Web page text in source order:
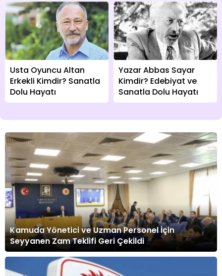
Usta Oyuncu Altan
Erkekli Kimdir? Sanatla
Dolu Hayatı
Yazar Abbas Sayar
Kimdir? Edebiyat ve
Sanatla Dolu Hayatı
Kamuda Yönetici ve Uzman Personel İçin
Seyyanen Zam Teklifi Geri Çekildi